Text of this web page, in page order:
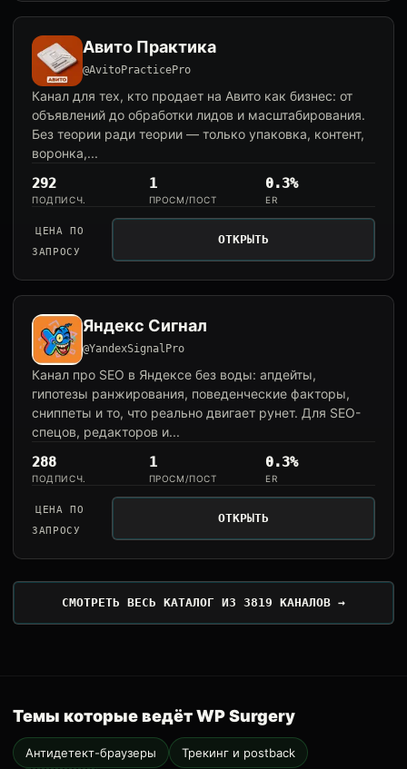
Авито Практика
@AvitoPracticePro
Канал для тех, кто продает на Авито как бизнес: от
объявлений до обработки лидов и масштабирования.
Без теории ради теории — только упаковка, контент,
воронка,...
292
ПОДПИСЧ.
1
ПРОСМ/ПОСТ
0.3%
ER
ЦЕНА ПО
ЗАПРОСУ
ОТКРЫТЬ
Яндекс Сигнал
@YandexSignalPro
Канал про SEO в Яндексе без воды: апдейты,
гипотезы ранжирования, поведенческие факторы,
сниппеты и то, что реально двигает рунет. Для SEO-
спецов, редакторов и...
288
ПОДПИСЧ.
1
ПРОСМ/ПОСТ
0.3%
ER
ЦЕНА ПО
ЗАПРОСУ
ОТКРЫТЬ
СМОТРЕТЬ ВЕСЬ КАТАЛОГ ИЗ 3819 КАНАЛОВ →
Темы которые ведёт WP Surgery
Антидетект-браузеры Трекинг и postback